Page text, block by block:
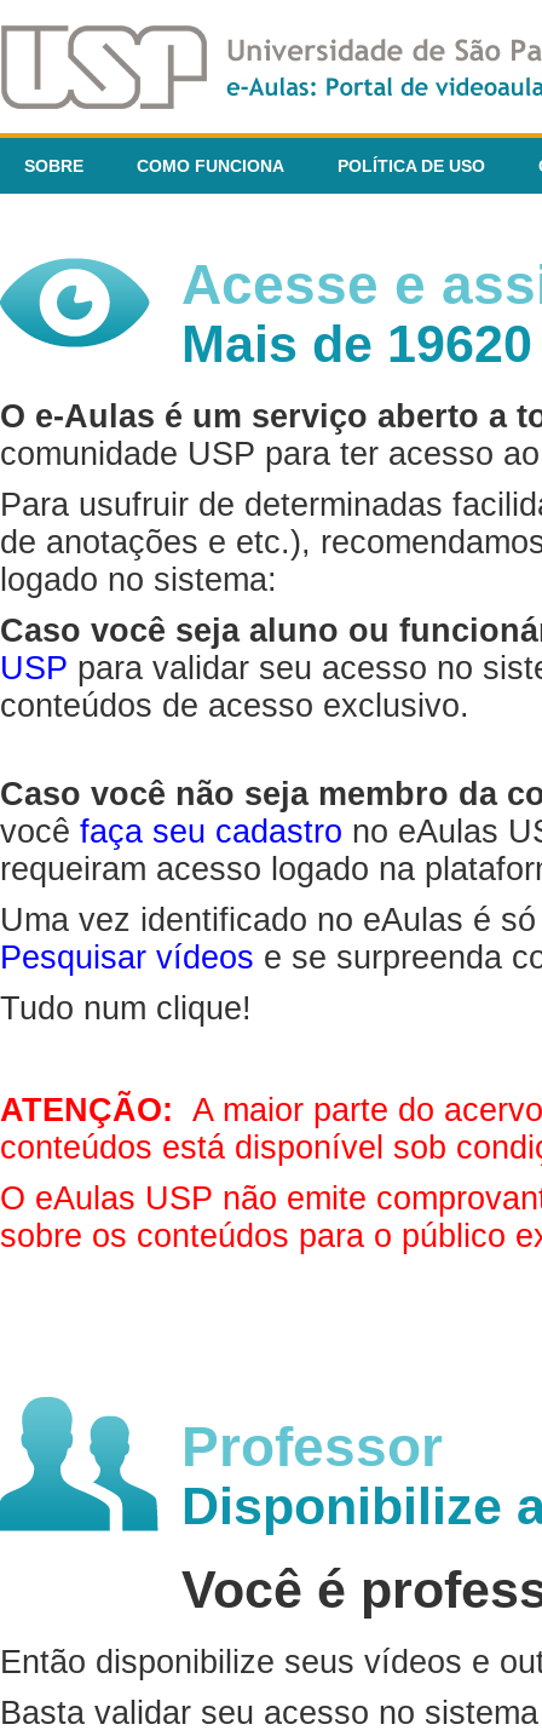
SOBRE COMO FUNCIONA POLÍTICA DE USO
Acesse e
Mais de
O e-Aulas é um serviço aberto a
comunidade USP para ter acesso
Para usufruir de determinadas
de anotações e etc.),
logado no sistema:
Caso você seja aluno ou
USP para validar seu acesso no
conteúdos de acesso exclusivo.
Caso você não seja membro da
você faça seu cadastro no eAulas
requeiram acesso logado na
Uma vez identificado no eAulas é
Pesquisar vídeos e se surpreenda
Tudo num clique!
ATENÇÃO: A maior parte do
conteúdos está disponível sob
O eAulas USP não emite
sobre os conteúdos para o público
Professor
Disponibilize
Você é
Então disponibilize seus vídeos e
Basta validar seu acesso no